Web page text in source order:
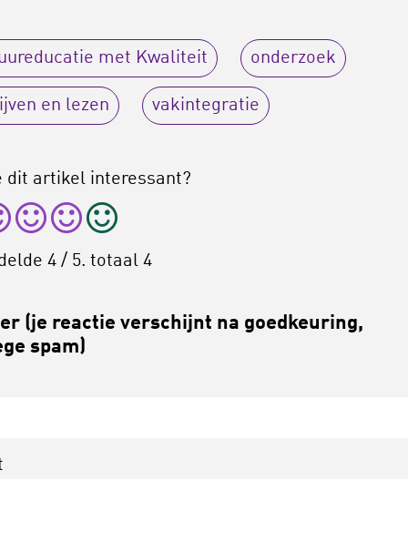
met Kwaliteit onderzoek
en lezen vakintegratie
dit artikel interessant?
4 / 5. totaal 4
(je reactie verschijnt na goedkeuring,
spam)